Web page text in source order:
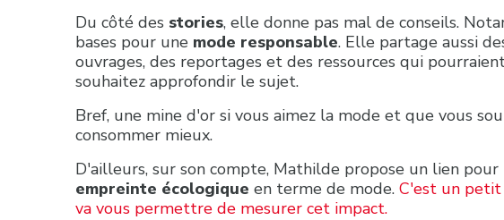
Du côté des stories, elle donne pas mal de conseils.
bases pour une mode responsable. Elle partage aussi
ouvrages, des reportages et des ressources qui
souhaitez approfondir le sujet.
Bref, une mine d'or si vous aimez la mode et que vous
consommer mieux.
D'ailleurs, sur son compte, Mathilde propose un lien pour
empreinte écologique en terme de mode. C'est un
va vous permettre de mesurer cet impact.